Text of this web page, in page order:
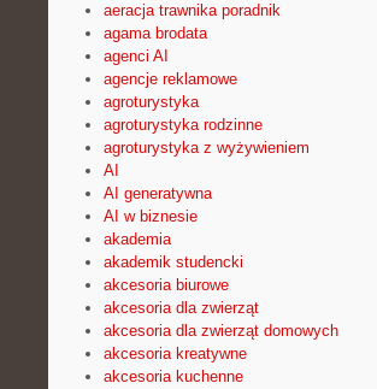
aeracja trawnika poradnik
agama brodata
agenci AI
agencje reklamowe
agroturystyka
agroturystyka rodzinne
agroturystyka z wyżywieniem
AI
AI generatywna
AI w biznesie
akademia
akademik studencki
akcesoria biurowe
akcesoria dla zwierząt
akcesoria dla zwierząt domowych
akcesoria kreatywne
akcesoria kuchenne